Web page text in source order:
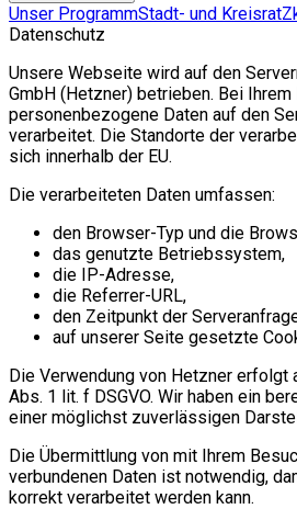
Unser ProgrammStadt- und Kreisrat
Datenschutz
Unsere Webseite wird auf den
GmbH (Hetzner) betrieben. Bei
personenbezogene Daten auf den
verarbeitet. Die Standorte der
sich innerhalb der EU.
Die verarbeiteten Daten umfassen:
den Browser-Typ und die
das genutzte Betriebssystem,
die IP-Adresse,
die Referrer-URL,
den Zeitpunkt der
auf unserer Seite gesetzte
Die Verwendung von Hetzner erfolgt
Abs. 1 lit. f DSGVO. Wir haben ein
einer möglichst zuverlässigen
Die Übermittlung von mit Ihrem
verbundenen Daten ist notwendig,
korrekt verarbeitet werden kann.